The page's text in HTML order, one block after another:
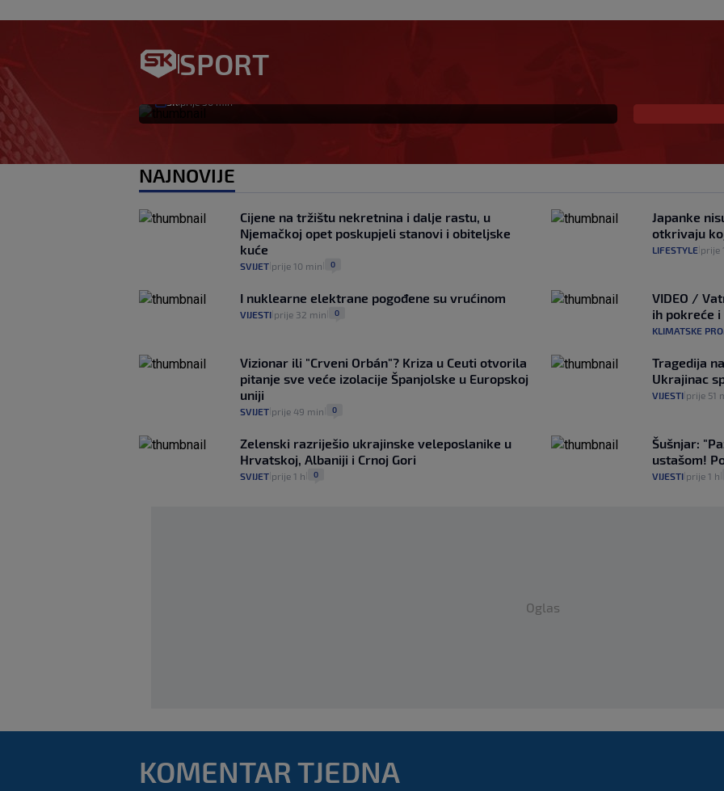
SPORT
Bosančić: Nadam se da su se pravila
promijenila i da ću igrati na Poljudu
SK prije 30 min
NAJNOVIJE
Cijene na tržištu nekretnina i dalje rastu, u
Njemačkoj opet poskupjeli stanovi i obiteljske
kuće
SVIJET prije 10 min 0
Japanke
otkrivaju
LIFESTYLE prije
I nuklearne elektrane pogođene su vrućinom
VIJESTI prije 32 min 0
VIDEO /
ih pokreće i
KLIMATSKE
Vizionar ili "Crveni Orbán"? Kriza u Ceuti otvorila
pitanje sve veće izolacije Španjolske u Europskoj
uniji
SVIJET prije 49 min 0
Tragedija
Ukrajinac
VIJESTI prije 51
Zelenski razriješio ukrajinske veleposlanike u
Hrvatskoj, Albaniji i Crnoj Gori
SVIJET prije 1 h 0
Šušnjar:
ustašom!
VIJESTI prije 1 h
Oglas
KOMENTAR TJEDNA